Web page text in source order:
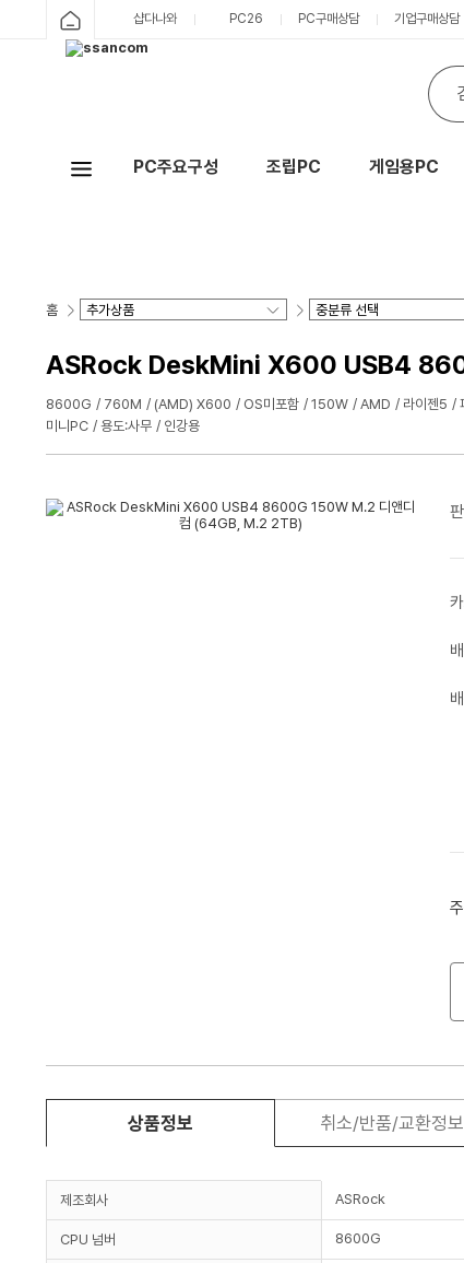
샵다나와 PC26 PC구매상담 기업구매상담
PC주요구성 조립PC 게임용PC
홈
ASRock DeskMini X600 USB4
8600G 760M (AMD) X600 OS미포함 150W AMD 라이젠5
미니PC
용도:사무 인강용
상품정보 취소/반품/교환정보
제조회사 ASRock
CPU 넘버 8600G